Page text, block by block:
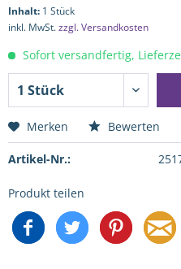
Inhalt: 1 Stück
inkl. MwSt.zzgl. Versandkosten
Sofort versandfertig,
Merken Bewerten
Artikel-Nr.:
Produkt teilen